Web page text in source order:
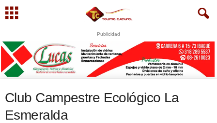
Publicidad
S U
WhatsApp +573249605958
Club Campestre Ecológico La
Esmeralda